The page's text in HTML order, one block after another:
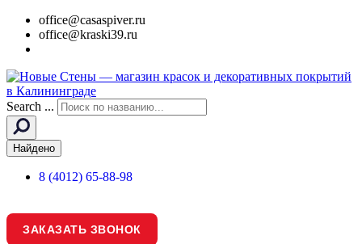
office@casaspiver.ru
office@kraski39.ru
Search ...
Найдено
8 (4012) 65-88-98
ЗАКАЗАТЬ ЗВОНОК